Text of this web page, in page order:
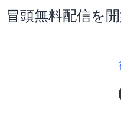
冒頭無料配信を